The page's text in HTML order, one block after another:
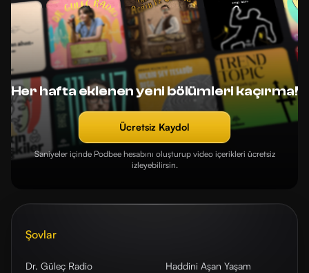
Her hafta eklenen yeni bölümleri kaçırma!
Ücretsiz Kaydol
Saniyeler içinde Podbee hesabını oluşturup video içerikleri ücretsiz
izleyebilirsin.
Şovlar
Dr. Güleç Radio
Haddini Aşan Yaşam